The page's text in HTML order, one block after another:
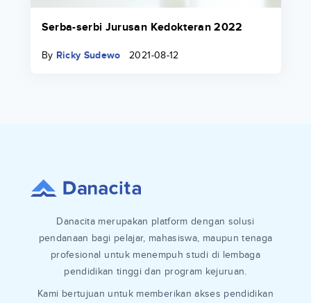
Serba-serbi Jurusan Kedokteran 2022
By Ricky Sudewo 2021-08-12
Danacita merupakan platform dengan solusi
pendanaan bagi pelajar, mahasiswa, maupun tenaga
profesional untuk menempuh studi di lembaga
pendidikan tinggi dan program kejuruan.
Kami bertujuan untuk memberikan akses pendidikan